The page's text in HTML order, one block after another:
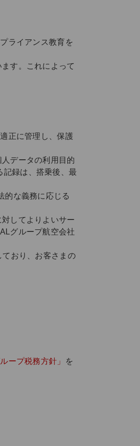
ライアンス教育を
す。これによって
正に管理し、保護
データの利用目的
記録は、搭乗後、最
的な義務に応じる
してよりよいサー
グループ航空会社
おり、お客さまの
ープ税務方針」 を